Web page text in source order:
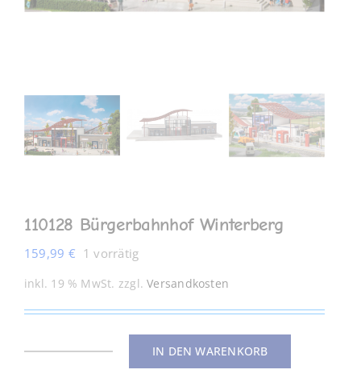
110128 Bürgerbahnhof Winterberg
159,99 € 1 vorrätig
inkl. 19 % MwSt. zzgl.Versandkosten
IN DEN WARENKORB